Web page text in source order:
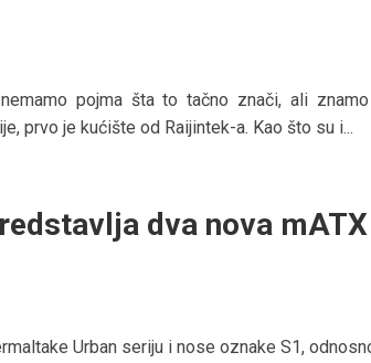
pojma šta to tačno znači, ali
prvo je kućište od Raijintek-a. Kao što su i...
dva nova mATX
Urban seriju i nose oznake S1,